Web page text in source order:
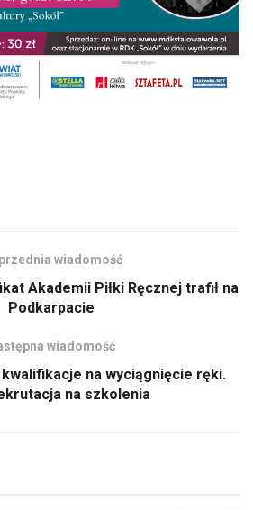
wiadomość
Akademii Piłki Ręcznej trafił na
Podkarpacie
wiadomość
kwalifikacje na wyciągnięcie ręki.
na szkolenia